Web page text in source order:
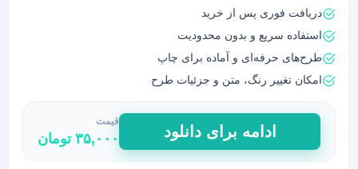
دریافت فوری پس از خرید
استفاده سریع و بدون محدودیت
طرح‌های حرفه‌ای و آماده برای چاپ
امکان تغییر رنگ، متن و جزئیات طرح
فریم
استوری
اینستاگرام
ادامه برای دانلود
قیمت
۳۵,۰۰۰ تومان